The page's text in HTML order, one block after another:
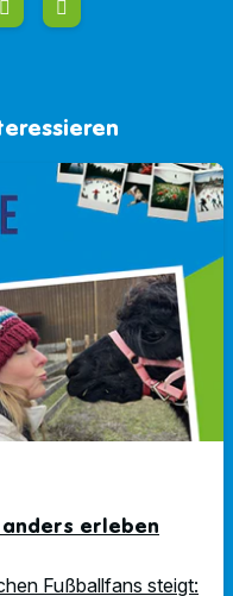
erleben
Fußballfans steigt: